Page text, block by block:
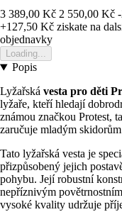
3 389,00 Kč 2 550,00 Kč
+127,50 Kč ziskate na
objednavky
Loading...
Popis
Lyžařská vesta pro děti
lyžaře, kteří hledají
známou značkou Protest,
zaručuje mladým
Tato lyžařská vesta je
přizpůsobený jejich
pohybu. Její robustní
nepříznivým
vysoké kvality udržuje